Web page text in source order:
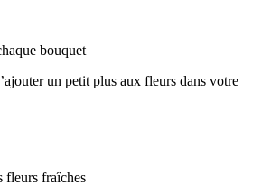
bouquet
un petit plus aux fleurs dans votre
fleurs fraîches